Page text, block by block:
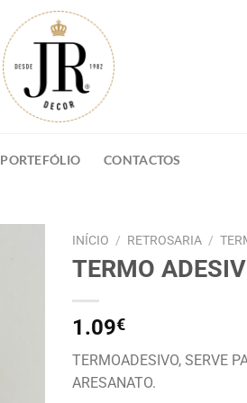
PORTEFÓLIO CONTACTOS
INÍCIO / RETROSARIA /
TERMO
1.09€
TERMOADESIVO, SERVE
ARESANATO.